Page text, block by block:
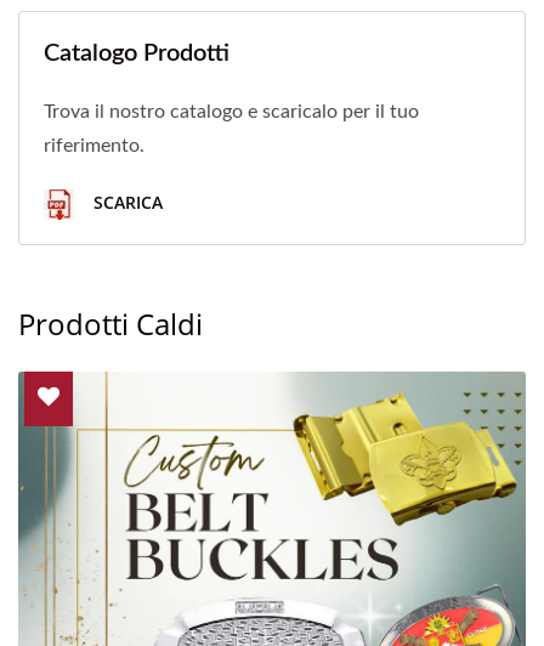
Catalogo Prodotti
Trova il nostro catalogo e scaricalo per il tuo
riferimento.
SCARICA
Prodotti Caldi